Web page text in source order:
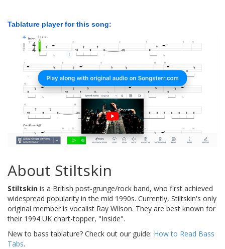
Tablature player for this song:
About Stiltskin
Stiltskin is a British post-grunge/rock band, who first achieved
widespread popularity in the mid 1990s. Currently, Stiltskin's only
original member is vocalist Ray Wilson. They are best known for
their 1994 UK chart-topper, "Inside".
New to bass tablature? Check out our guide: How to Read Bass
Tabs.